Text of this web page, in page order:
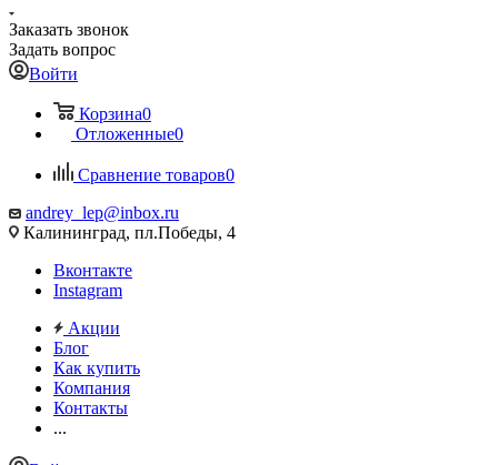
Заказать звонок
Задать вопрос
Войти
Корзина0
Отложенные0
Сравнение товаров0
andrey_lep@inbox.ru
Калининград, пл.Победы, 4
Вконтакте
Instagram
Акции
Блог
Как купить
Компания
Контакты
...